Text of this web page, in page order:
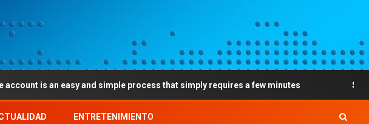
an easy and simple process that simply requires a few minutes Sweet
ENTRETENIMIENTO